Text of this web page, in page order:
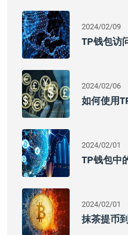
2024/02/09
TP钱包访
2024/02/06
如何使用
2024/02/01
TP钱包中
2024/02/01
抹茶提币